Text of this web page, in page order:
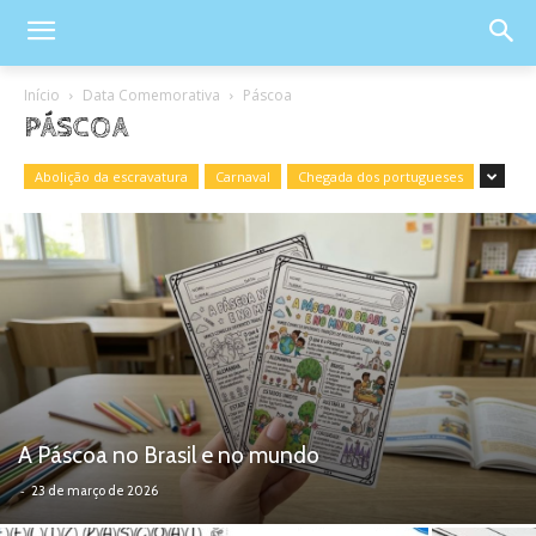
Início Data Comemorativa Páscoa
PÁSCOA
Abolição da escravatura Carnaval Chegada dos portugueses
A Páscoa no Brasil e no mundo
- 23 de março de 2026